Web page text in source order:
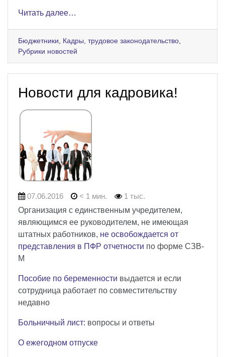
Читать далее…
Бюджетники Кадры, трудовое законодательство
Рубрики новостей
Новости для кадровика!
07.06.2016 < 1 мин.
1 тыс.
Организация с единственным учредителем,
являющимся ее руководителем, не имеющая
штатных работников, не освобождается от
представления в ПФР отчетности по форме СЗВ-
М
Пособие по беременности выдается и если
сотрудница работает по совместительству
недавно
Больничный лист: вопросы и ответы
О ежегодном отпуске